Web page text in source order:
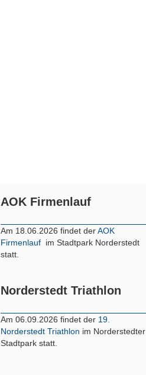
AOK Firmenlauf
Am 18.06.2026 findet derAOK
Firmenlauf im Stadtpark Norderstedt
statt.
Norderstedt Triathlon
Am 06.09.2026 findet der 19.
Norderstedt Triathlon im Norderstedter
Stadtpark statt.